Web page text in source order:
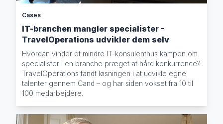
Cases
IT-branchen mangler specialister -
TravelOperations udvikler dem selv
Hvordan vinder et mindre IT-konsulenthus kampen om
specialister i en branche præget af hård konkurrence?
TravelOperations fandt løsningen i at udvikle egne
talenter gennem Cand – og har siden vokset fra 10 til
100 medarbejdere.